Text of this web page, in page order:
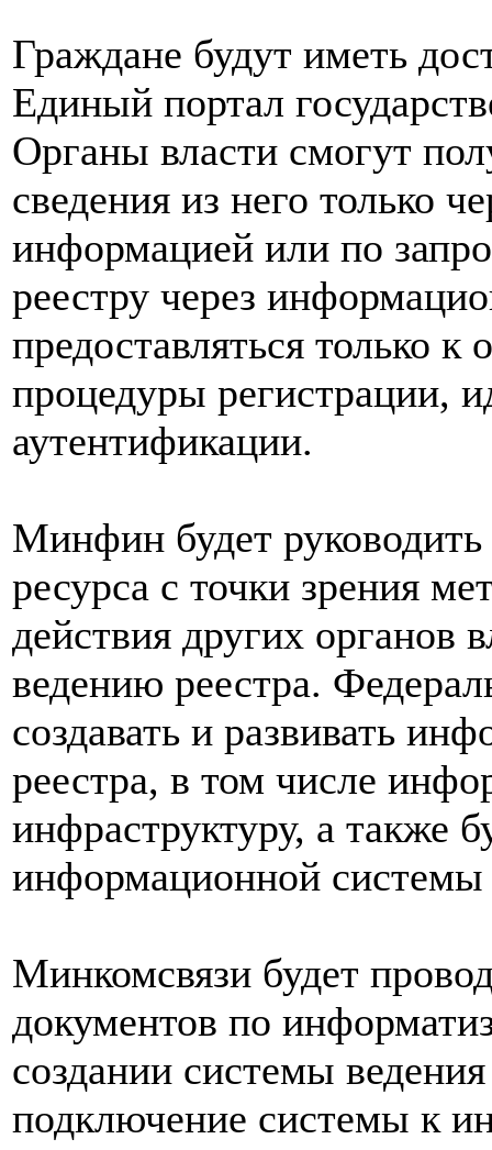
Граждане будут иметь
Единый портал
Органы власти смогут
сведения из него только
информацией или по
реестру через
предоставляться только
процедуры регистрации,
аутентификации.
Минфин будет
ресурса с точки зрения
действия других органов
ведению реестра.
создавать и развивать
реестра, в том числе
инфраструктуру, а также
информационной системы
Минкомсвязи будет
документов по
создании системы
подключение системы к